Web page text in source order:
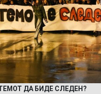
ДА БИДЕ СЛЕДЕН?